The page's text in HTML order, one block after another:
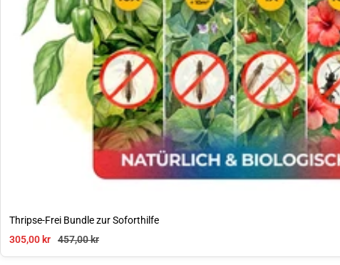
Thripse-Frei Bundle zur Soforthilfe
Angebotspreis
305,00 kr Regulärer Preis
457,00 kr